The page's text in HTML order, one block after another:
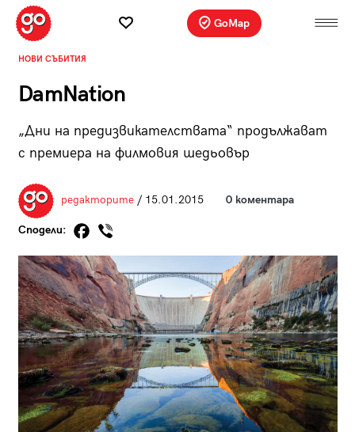
GoMap
НОВИ СЪБИТИЯ
DamNation
„Дни на предизвикателствата“ продължават
с премиера на филмовия шедьовър
редакторите/ 15.01.2015 0 коментара
Сподели: